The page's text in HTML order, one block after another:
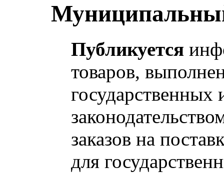
Публикуется
товаров,
заказов на
для